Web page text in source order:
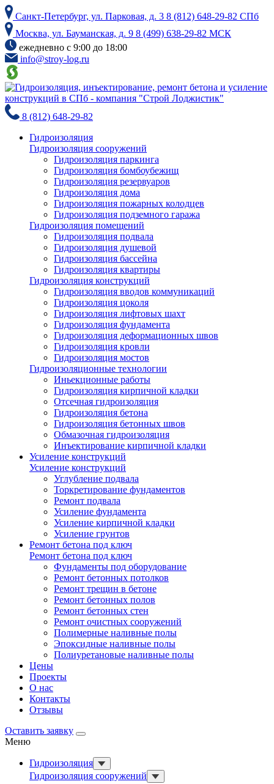
Skip
to
the
content
Санкт-Петербург, ул. Парковая, д. 3 8 (812) 648-29-82 СПб
Москва, ул. Бауманская, д. 9 8 (499) 638-29-82 МСК
ежедневно с 9:00 до 18:00
info@stroy-log.ru
8 (812) 648-29-82
Гидроизоляция
Гидроизоляция сооружений
Гидроизоляция паркинга
Гидроизоляция бомбоубежищ
Гидроизоляция резервуаров
Гидроизоляция дома
Гидроизоляция пожарных колодцев
Гидроизоляция подземного гаража
Гидроизоляция помещений
Гидроизоляция подвала
Гидроизоляция душевой
Гидроизоляция бассейна
Гидроизоляция квартиры
Гидроизоляция конструкций
Гидроизоляция вводов коммуникаций
Гидроизоляция цоколя
Гидроизоляция лифтовых шахт
Гидроизоляция фундамента
Гидроизоляция деформационных швов
Гидроизоляция кровли
Гидроизоляция мостов
Гидроизоляционные технологии
Иньекционные работы
Гидроизоляция кирпичной кладки
Отсечная гидроизоляция
Гидроизоляция бетона
Гидроизоляция бетонных швов
Обмазочная гидроизоляция
Инъектирование кирпичной кладки
Усиление конструкций
Усиление конструкций
Углубление подвала
Торкретирование фундаментов
Ремонт подвала
Усиление фундамента
Усиление кирпичной кладки
Усиление грунтов
Ремонт бетона под ключ
Ремонт бетона под ключ
Фундаменты под оборудование
Ремонт бетонных потолков
Ремонт трещин в бетоне
Ремонт бетонных полов
Ремонт бетонных стен
Ремонт очистных сооружений
Полимерные наливные полы
Эпоксидные наливные полы
Полиуретановые наливные полы
Цены
Проекты
О нас
Контакты
Отзывы
Оставить заявку
Меню
Гидроизоляция
Гидроизоляция сооружений